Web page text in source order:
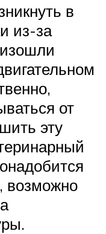
в
из-за
от
эту
возможно